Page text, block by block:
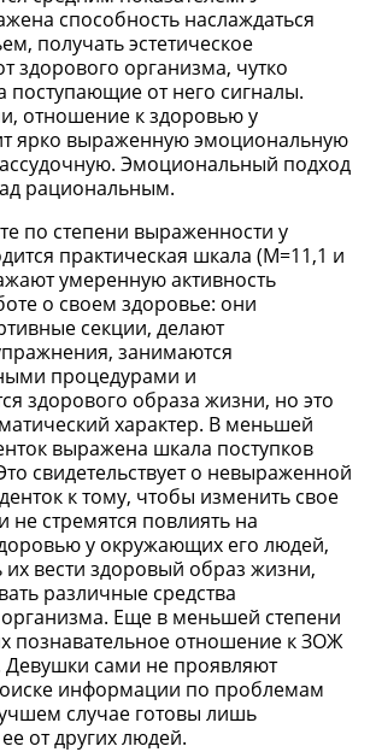
способность наслаждаться
получать эстетическое
здорового организма, чутко
поступающие от него сигналы.
отношение к здоровью у
ярко выраженную эмоциональную
Эмоциональный подход
рациональным.
по степени выраженности у
практическая шкала (М=11,1 и
умеренную активность
о своем здоровье: они
секции, делают
занимаются
процедурами и
здорового образа жизни, но это
характер. В меньшей
выражена шкала поступков
свидетельствует о невыраженной
к тому, чтобы изменить свое
не стремятся повлиять на
у окружающих его людей,
их вести здоровый образ жизни,
различные средства
Еще в меньшей степени
познавательное отношение к ЗОЖ
Девушки сами не проявляют
информации по проблемам
случае готовы лишь
от других людей.